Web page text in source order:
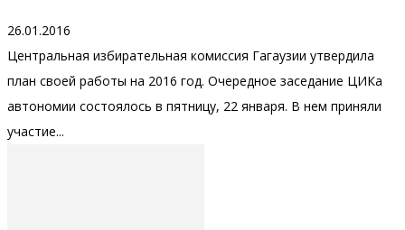
26.01.2016
Центральная избирательная комиссия Гагаузии утвердила
план своей работы на 2016 год. Очередное заседание ЦИКа
автономии состоялось в пятницу, 22 января. В нем приняли
участие...